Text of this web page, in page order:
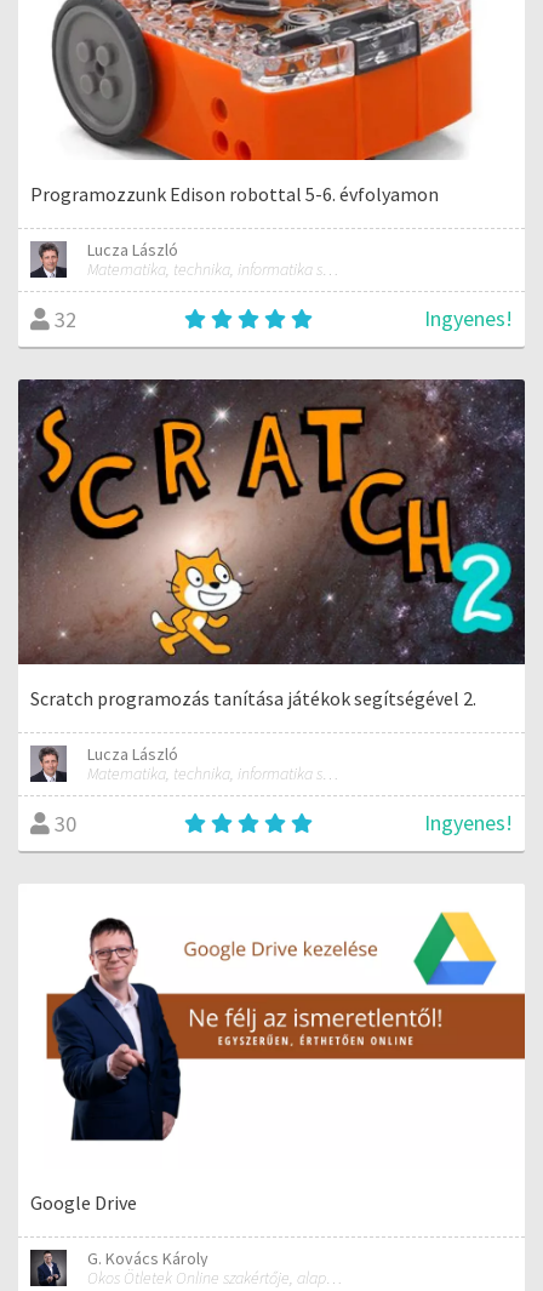
Programozzunk Edison robottal 5-6. évfolyamon
Lucza László
Matematika, technika, informatika szakos általános iskolai tanár; mentorpedagógus, mestertanár
32 Ingyenes!
Scratch programozás tanítása játékok segítségével 2.
Lucza László
Matematika, technika, informatika szakos általános iskolai tanár; mentorpedagógus, mestertanár
30 Ingyenes!
Google Drive
G. Kovács Károly
Okos Ötletek Online szakértője, alapítója